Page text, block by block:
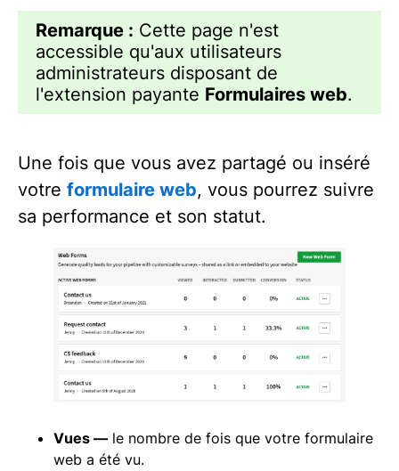
Remarque : Cette page n'est
accessible qu'aux utilisateurs
administrateurs disposant de
l'extension payante Formulaires web.
Une fois que vous avez partagé ou inséré
votre formulaire web, vous pourrez suivre
sa performance et son statut.
Vues — le nombre de fois que votre formulaire
web a été vu.